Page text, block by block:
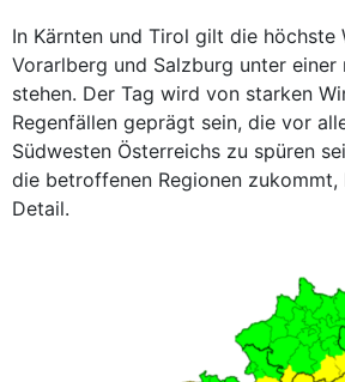
In Kärnten und Tirol gilt die höchste
Vorarlberg und Salzburg unter
stehen. Der Tag wird von starken
Regenfällen geprägt sein, die vor
Südwesten Österreichs zu spüren
die betroffenen Regionen zukommt,
Detail.